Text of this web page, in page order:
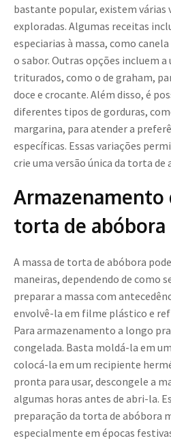
bastante popular, existem várias
exploradas. Algumas receitas
especiarias à massa, como
o sabor. Outras opções incluem
triturados, como o de graham,
doce e crocante. Além disso, é
diferentes tipos de gorduras,
margarina, para atender a
específicas. Essas variações
crie uma versão única da torta de
Armazenamento
torta de abóbora
A massa de torta de abóbora
maneiras, dependendo de como
preparar a massa com
envolvê-la em filme plástico e
Para armazenamento a longo
congelada. Basta moldá-la em
colocá-la em um recipiente
pronta para usar, descongele a
algumas horas antes de abri-la.
preparação da torta de abóbora
especialmente em épocas